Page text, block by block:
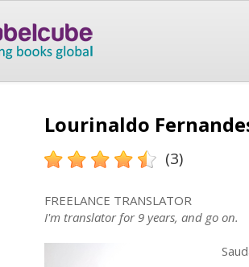
Lourinaldo
(3)
FREELANCE TRANSLATOR
I'm translator for 9 years, and go on.